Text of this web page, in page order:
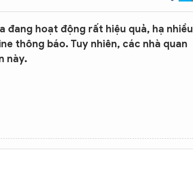
đang hoạt động rất hiệu quả, hạ nhiều
thông báo. Tuy nhiên, các nhà quan
này.